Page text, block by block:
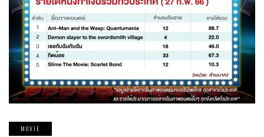
MOVIE